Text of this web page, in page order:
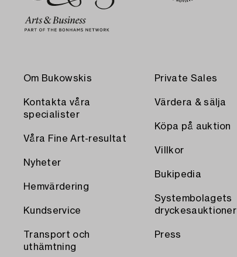
Om Bukowskis
Kontakta våra
specialister
Våra Fine Art-resultat
Nyheter
Hemvärdering
Kundservice
Transport och
uthämtning
Private Sales
Värdera & sälja
Köpa på auktion
Villkor
Bukipedia
Systembolagets
dryckesauktioner
Press